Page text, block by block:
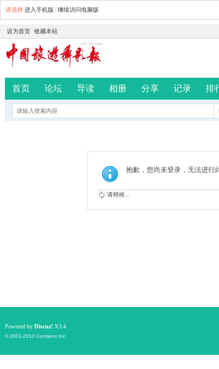
请选择 进入手机版 继续访问电脑版
设为首页 收藏本站
首页 论坛 导读 相册 分享 记录 排
抱歉，您尚未登录，无法进行
请稍候...
Powered by Discuz! X3.4
© 2001-2013 Comsenz Inc.